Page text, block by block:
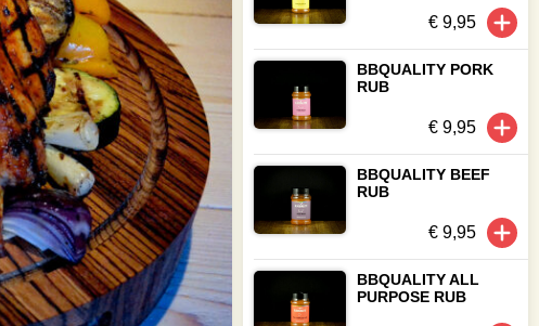
€ 9,95
BBQUALITY PORK
RUB
€ 9,95
BBQUALITY BEEF
RUB
€ 9,95
BBQUALITY ALL
PURPOSE RUB